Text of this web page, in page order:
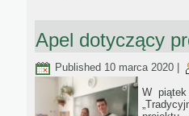
Apel dotyczący
Published 10 marca 2020
W